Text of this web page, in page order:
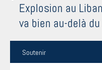
Explosion au
va bien au-delà
Soutenir